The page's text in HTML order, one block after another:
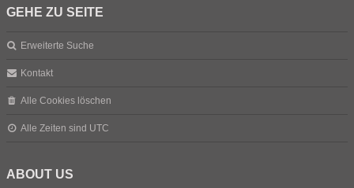
GEHE ZU SEITE
Erweiterte Suche
Kontakt
Alle Cookies löschen
Alle Zeiten sind UTC
ABOUT US